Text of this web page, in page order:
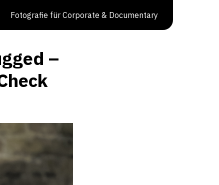
Fotografie für Corporate & Documentary
–